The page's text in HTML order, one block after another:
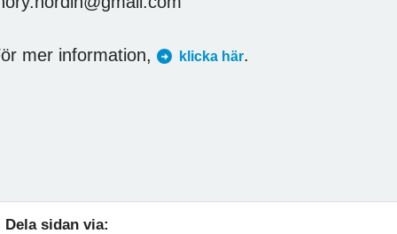
mer information, klicka här.
Dela sidan via: